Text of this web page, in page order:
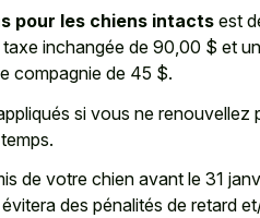
pour les chiens intacts est
inchangée de 90,00 $ et
compagnie de 45 $.
si vous ne renouvellez
de votre chien avant le 31
des pénalités de retard